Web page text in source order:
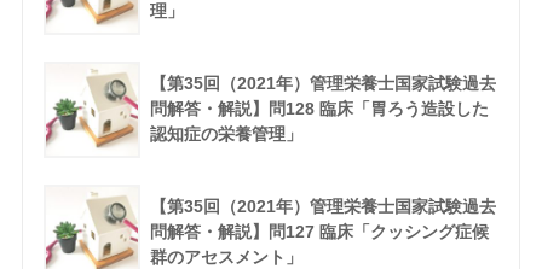
理」
【第35回（2021年）管理栄養士国家試験過去
問解答・解説】問128 臨床「胃ろう造設した
認知症の栄養管理」
【第35回（2021年）管理栄養士国家試験過去
問解答・解説】問127 臨床「クッシング症候
群のアセスメント」